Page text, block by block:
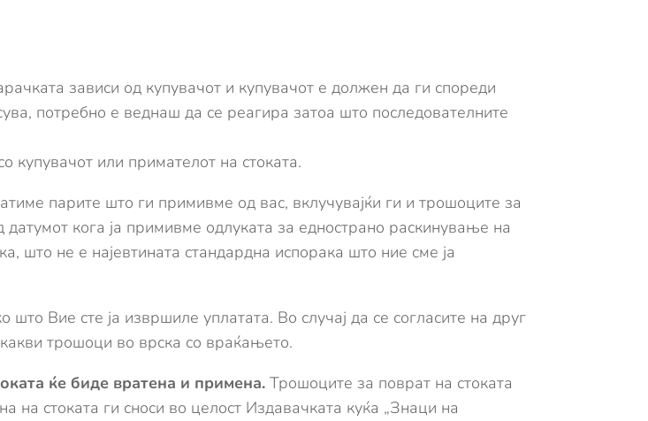
зависи од купувачот и купувачот е должен да ги спореди
потребно е веднаш да се реагира затоа што последователните
или примателот на стоката.
парите што ги примивме од вас, вклучувајќи ги и трошоците за
кога ја примивме одлуката за еднострано раскинување на
што не е најевтината стандардна испорака што ние сме ја
Вие сте ја извршиле уплатата. Во случај да се согласите на друг
трошоци во врска со враќањето.
ќе биде вратена и примена. Трошоците за поврат на стоката
на стоката ги сноси во целост Издавачката куќа „Знаци на